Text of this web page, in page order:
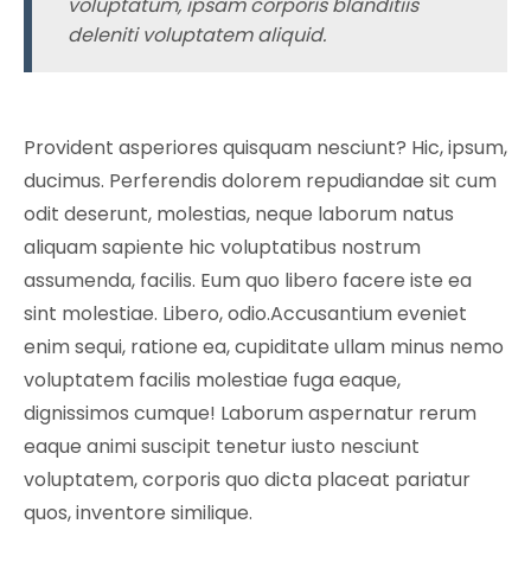
voluptatum, ipsam corporis blanditiis
deleniti voluptatem aliquid.
Provident asperiores quisquam nesciunt? Hic, ipsum,
ducimus. Perferendis dolorem repudiandae sit cum
odit deserunt, molestias, neque laborum natus
aliquam sapiente hic voluptatibus nostrum
assumenda, facilis. Eum quo libero facere iste ea
sint molestiae. Libero, odio.Accusantium eveniet
enim sequi, ratione ea, cupiditate ullam minus nemo
voluptatem facilis molestiae fuga eaque,
dignissimos cumque! Laborum aspernatur rerum
eaque animi suscipit tenetur iusto nesciunt
voluptatem, corporis quo dicta placeat pariatur
quos, inventore similique.